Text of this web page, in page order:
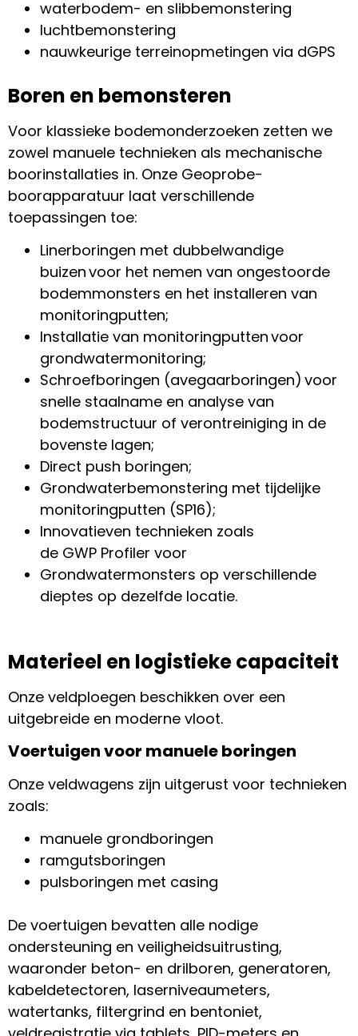
waterbodem- en slibbemonstering
luchtbemonstering
nauwkeurige terreinopmetingen via dGPS
Boren en bemonsteren
Voor klassieke bodemonderzoeken zetten we
zowel manuele technieken als mechanische
boorinstallaties in. Onze Geoprobe-
boorapparatuur laat verschillende
toepassingen toe:
Linerboringen met dubbelwandige
buizenvoor het nemen van ongestoorde
bodemmonsters en het installeren van
monitoringputten;
Installatie van monitoringputtenvoor
grondwatermonitoring;
Schroefboringen (avegaarboringen) voor
snelle staalname en analyse van
bodemstructuur of verontreiniging in de
bovenste lagen;
Direct push boringen;
Grondwaterbemonstering met tijdelijke
monitoringputten (SP16);
Innovatieven technieken zoals
de GWP Profiler voor
Grondwatermonsters op verschillende
dieptes op dezelfde locatie.
Materieel en logistieke capaciteit
Onze veldploegen beschikken over een
uitgebreide en moderne vloot.
Voertuigen voor manuele boringen
Onze veldwagens zijn uitgerust voor technieken
zoals:
manuele grondboringen
ramgutsboringen
pulsboringen met casing
De voertuigen bevatten alle nodige
ondersteuning en veiligheidsuitrusting,
waaronder beton- en drilboren, generatoren,
kabeldetectoren, laserniveaumeters,
watertanks, filtergrind en bentoniet,